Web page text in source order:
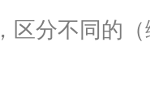
区分不同的